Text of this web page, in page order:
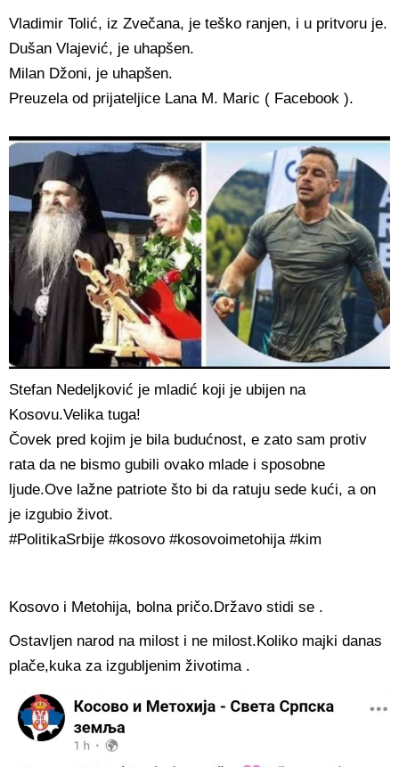
Vladimir Tolić, iz Zvečana, je teško ranjen, i u pritvoru je.
Dušan Vlajević, je uhapšen.
Milan Džoni, je uhapšen.
Preuzela od prijateljice Lana M. Maric ( Facebook ).
Stefan Nedeljković je mladić koji je ubijen na
Kosovu.Velika tuga!
Čovek pred kojim je bila budućnost, e zato sam protiv
rata da ne bismo gubili ovako mlade i sposobne
ljude.Ove lažne patriote što bi da ratuju sede kući, a on
je izgubio život.
#PolitikaSrbije #kosovo #kosovoimetohija #kim
Kosovo i Metohija, bolna pričo.Državo stidi se .
Ostavljen narod na milost i ne milost.Koliko majki danas
plače,kuka za izgubljenim životima .